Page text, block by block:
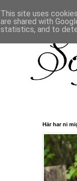
Här har ni
This site uses
are shared with
statistics, and to